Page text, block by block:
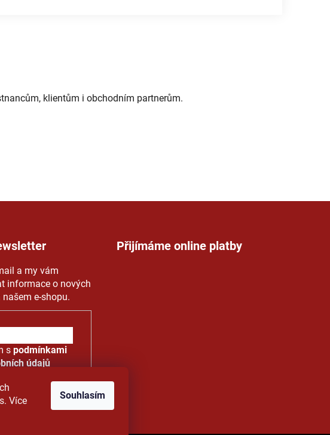
Více
Souhlasím
klientům i obchodním partnerům.
a my vám
informace o nových
e-shopu.
s podmínkami
údajů
SE
Přijímáme online platby